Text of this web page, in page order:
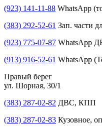
(923) 141-11-88 WhatsApp
(383) 292-52-61 Зап. части
(923) 775-07-87 WhatsApp
(913) 916-52-61 WhatsApp
Правый берег
ул. Шорная, 30/1
(383) 287-02-82 ДВС, КПП
(383) 287-02-83 Кузовное,